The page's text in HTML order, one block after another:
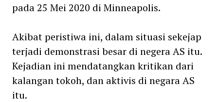
pada 25 Mei 2020 di Minneapolis.
Akibat peristiwa ini, dalam situasi sekejap
terjadi demonstrasi besar di negera AS itu.
Kejadian ini mendatangkan kritikan dari
kalangan tokoh, dan aktivis di negara AS
itu.